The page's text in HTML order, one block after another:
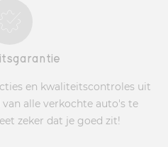
en kwaliteitscontroles uit
alle verkochte auto's te
zeker dat je goed zit!